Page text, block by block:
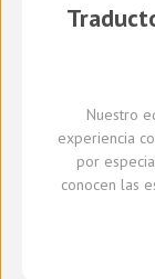
Nuestro
experiencia
por
conocen las